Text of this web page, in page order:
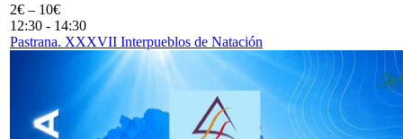
2€ – 10€
12:30 - 14:30
Pastrana. XXXVII Interpueblos de Natación